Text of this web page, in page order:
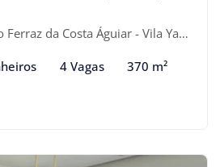
da Costa Águiar - Vila Yara, Osasco-SP
4 Vagas 370 m²